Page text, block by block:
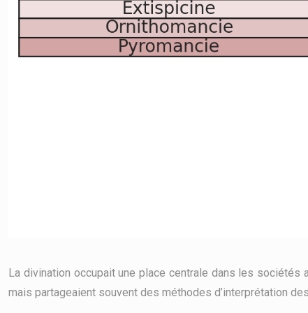
La divination occupait une place centrale dans les
mais partageaient souvent des méthodes d’interprétation